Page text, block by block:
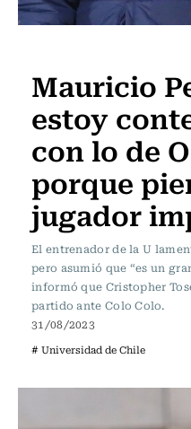
Mauricio
estoy
con lo de
porque
jugador
El entrenador de la U
pero asumió que “es un
informó que Cristopher
partido ante Colo Colo.
31/08/2023
# Universidad de Chile